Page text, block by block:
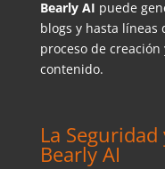
Bearly AI puede
blogs y hasta líneas
proceso de
contenido.
La
Bearly AI